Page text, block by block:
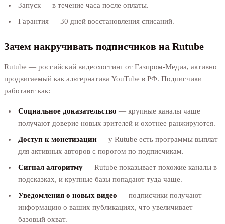
Запуск — в течение часа после оплаты.
Гарантия — 30 дней восстановления списаний.
Зачем накручивать подписчиков на Rutube
Rutube — российский видеохостинг от Газпром-Медиа, активно
продвигаемый как альтернатива YouTube в РФ. Подписчики
работают как:
Социальное доказательство — крупные каналы чаще
получают доверие новых зрителей и охотнее ранжируются.
Доступ к монетизации — у Rutube есть программы выплат
для активных авторов с порогом по подписчикам.
Сигнал алгоритму — Rutube показывает похожие каналы в
подсказках, и крупные базы попадают туда чаще.
Уведомления о новых видео — подписчики получают
информацию о ваших публикациях, что увеличивает
базовый охват.